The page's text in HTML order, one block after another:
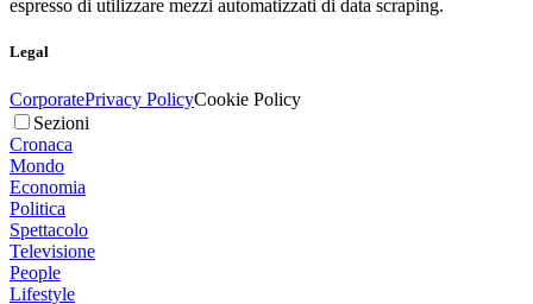
espresso di utilizzare mezzi automatizzati di data scraping.
Legal
CorporatePrivacy PolicyCookie Policy
Sezioni
Cronaca
Mondo
Economia
Politica
Spettacolo
Televisione
People
Lifestyle